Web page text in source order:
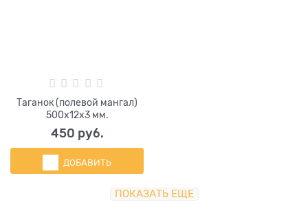
Таганок (полевой мангал)
500х12х3 мм.
450 руб.
ДОБАВИТЬ
ПОКАЗАТЬ ЕЩЕ